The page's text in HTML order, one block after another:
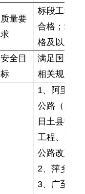
质量要
求
标段工程交
合格；竣工
格及以上。
安全目
标
满足国家、
相关规定。
1、阿里地
公路（原日
日土县热
工程、改则
公路改建工
2、萍乡至
3、广至吉